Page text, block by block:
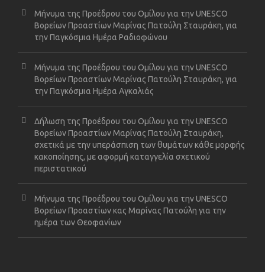
Μήνυμα της Προέδρου του Ομίλου για την UNESCO
Βορείων Προαστίων Μαρίνας Πατούλη Σταυράκη, για
την Παγκόσμια Ημέρα Ραδιοφώνου
Μήνυμα της Προέδρου του Ομίλου για την UNESCO
Βορείων Προαστίων Μαρίνας Πατούλη Σταυράκη, για
την Παγκόσμια Ημέρα Αγκαλιάς
Δήλωση της Προέδρου του Ομίλου για την UNESCO
Βορείων Προαστίων Μαρίνας Πατούλη Σταυράκη,
σχετικά με την υπεράσπιση των θυμάτων κάθε μορφής
κακοποίησης, με αφορμή καταγγελία σχετικού
περιστατικού
Μήνυμα της Προέδρου του Ομίλου για την UNESCO
Βορείων Προαστίων κας Μαρίνας Πατούλη για την
ημέρα των Θεοφανίων